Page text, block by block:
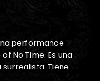
performance
No Time. Es una
Tiene